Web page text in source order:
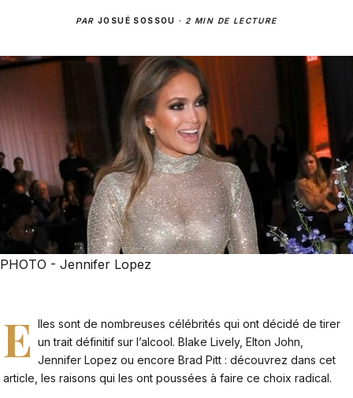
PARJOSUÉ SOSSOU · 2 MIN DE LECTURE
PHOTO - Jennifer Lopez
E lles sont de nombreuses célébrités qui ont décidé de tirer
un trait définitif sur l’alcool. Blake Lively, Elton John,
Jennifer Lopez ou encore Brad Pitt : découvrez dans cet
article, les raisons qui les ont poussées à faire ce choix radical.